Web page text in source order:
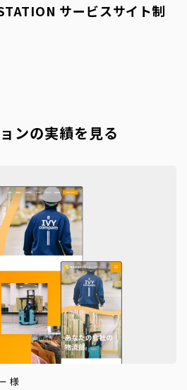
サービスサイト制
ンの実績を見る
様